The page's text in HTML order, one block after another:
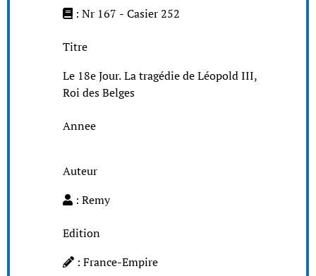
: Nr 167 - Casier 252
Titre
Le 18e Jour. La tragédie de Léopold III,
Roi des Belges
Annee
Auteur
: Remy
Edition
: France-Empire